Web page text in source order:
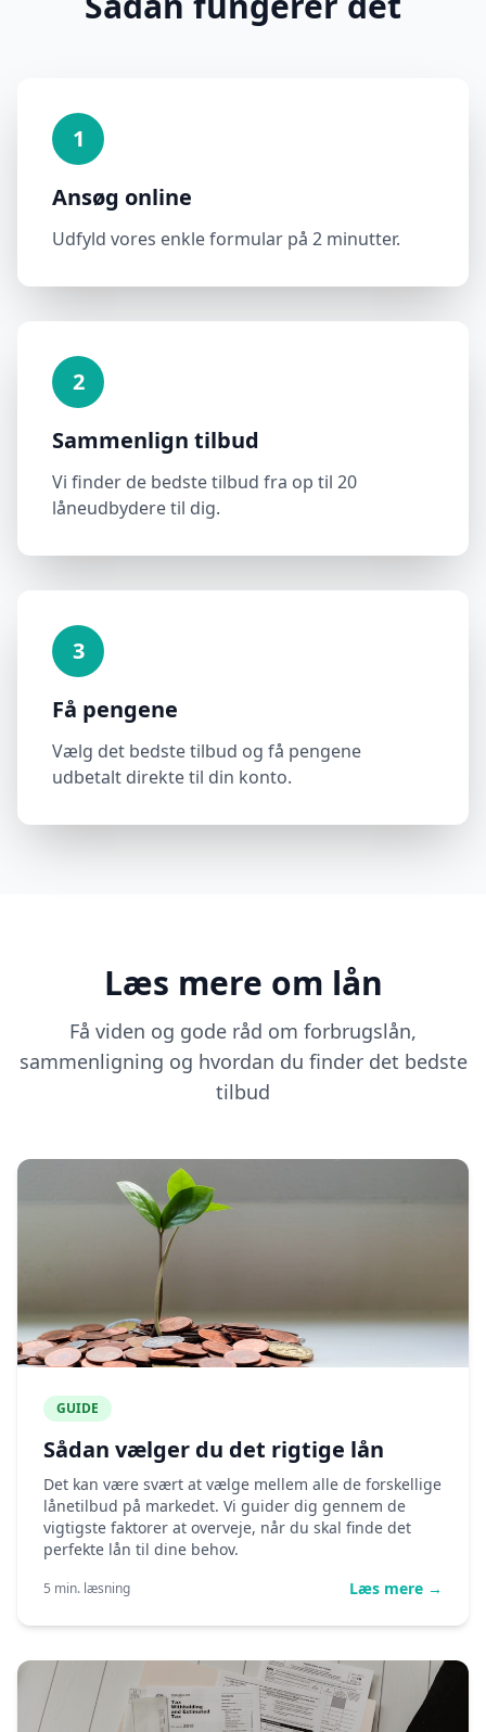
1
Ansøg online
Udfyld vores enkle formular på 2 minutter.
2
Sammenlign tilbud
Vi finder de bedste tilbud fra op til 20
låneudbydere til dig.
3
Få pengene
Vælg det bedste tilbud og få pengene
udbetalt direkte til din konto.
Læs mere om lån
Få viden og gode råd om forbrugslån,
sammenligning og hvordan du finder det bedste
tilbud
GUIDE
Sådan vælger du det rigtige lån
Det kan være svært at vælge mellem alle de forskellige
lånetilbud på markedet. Vi guider dig gennem de
vigtigste faktorer at overveje, når du skal finde det
perfekte lån til dine behov.
5 min. læsning Læs mere →